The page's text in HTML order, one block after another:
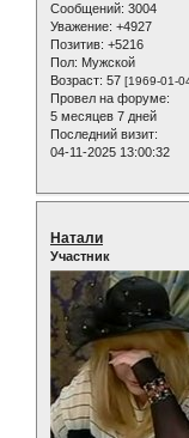
Сообщений: 3004
Уважение: +4927
Позитив: +5216
Пол: Мужской
Возраст: 57 [1969-01-
Провел на форуме:
5 месяцев 7 дней
Последний визит:
04-11-2025 13:00:32
Натали
Участник